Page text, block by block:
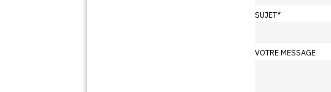
SUJET*
VOTRE MESSAGE